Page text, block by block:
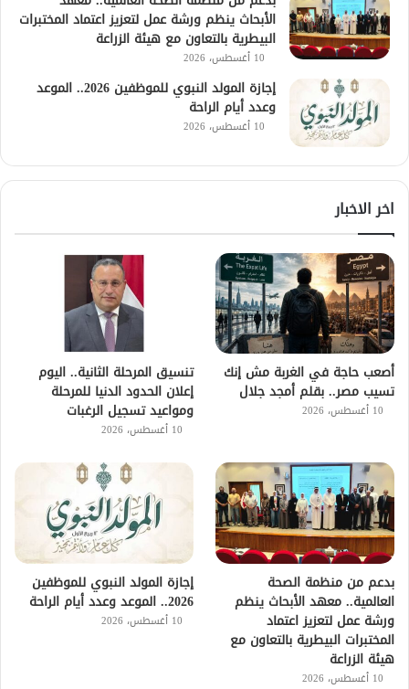
الأبحاث ينظم ورشة عمل لتعزيز اعتماد المختبرات
البيطرية بالتعاون مع هيئة الزراعة
10 أغسطس، 2026
إجازة المولد النبوي للموظفين 2026.. الموعد
وعدد أيام الراحة
10 أغسطس، 2026
اخر الاخبار
أصعب حاجة في الغربة مش إنك
تسيب مصر.. بقلم أمجد جلال
10 أغسطس، 2026
تنسيق المرحلة الثانية.. اليوم
إعلان الحدود الدنيا للمرحلة
ومواعيد تسجيل الرغبات
10 أغسطس، 2026
بدعم من منظمة الصحة
العالمية.. معهد الأبحاث ينظم
ورشة عمل لتعزيز اعتماد
المختبرات البيطرية بالتعاون مع
هيئة الزراعة
10 أغسطس، 2026
إجازة المولد النبوي للموظفين
2026.. الموعد وعدد أيام الراحة
10 أغسطس، 2026